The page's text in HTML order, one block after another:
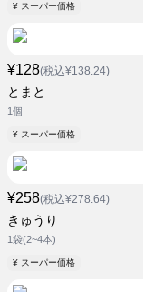
¥ スーパー価格
¥128(税込¥138.24)
とまと
1個
¥ スーパー価格
¥258(税込¥278.64)
きゅうり
1袋(2~4本)
¥ スーパー価格